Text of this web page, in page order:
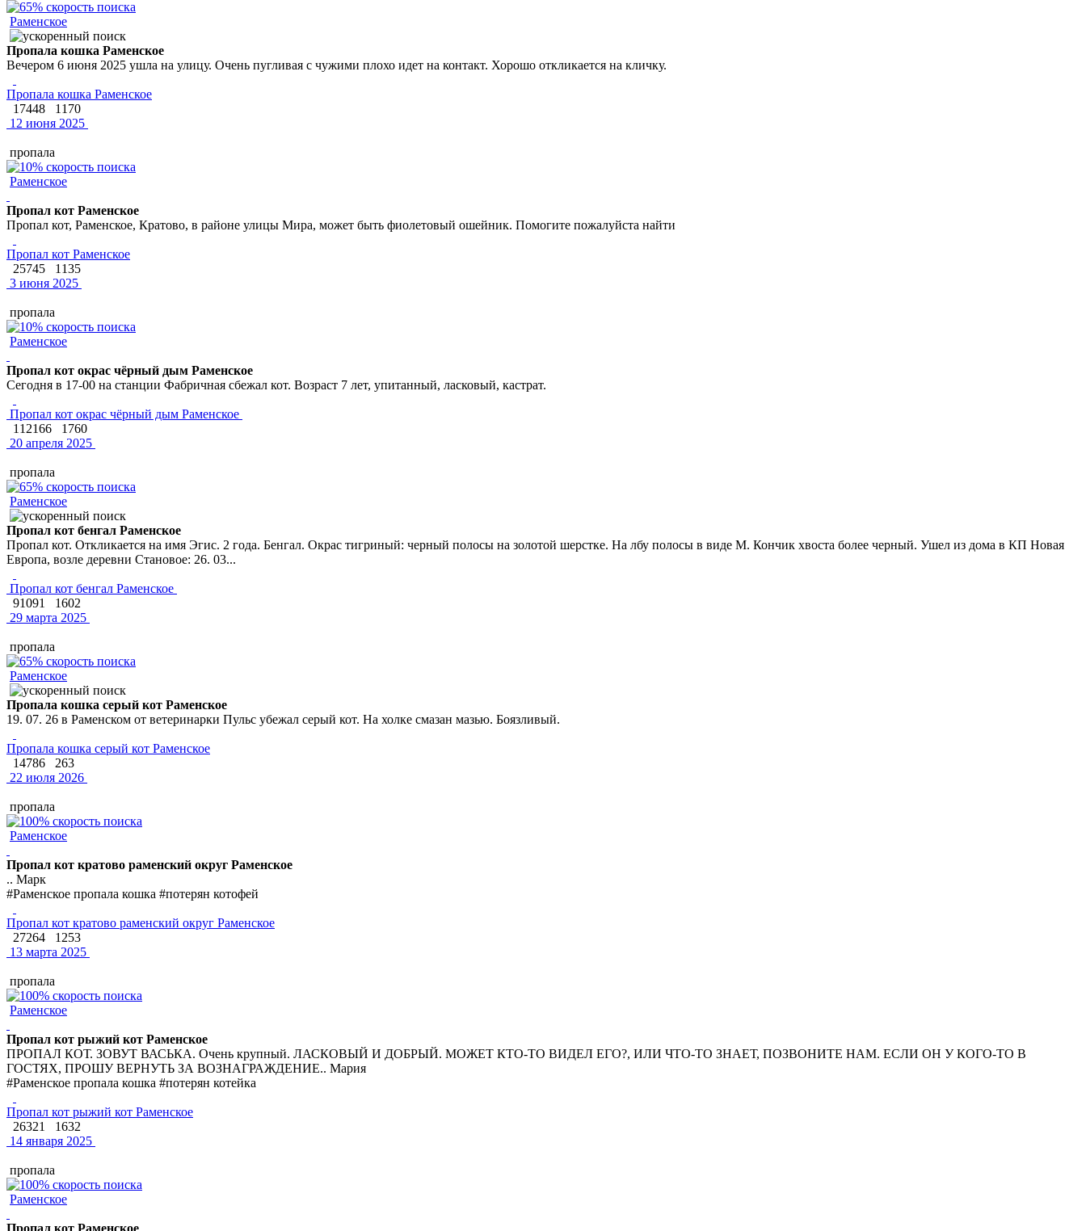
Раменское
Пропала кошка Раменское
Вечером 6 июня 2025 ушла на улицу. Очень пугливая с чужими плохо идет на контакт. Хорошо откликается на кличку.
Пропала кошка Раменское
17448
1170
12 июня 2025
пропала
Раменское
Пропал кот Раменское
Пропал кот, Раменское, Кратово, в районе улицы Мира, может быть фиолетовый ошейник. Помогите пожалуйста найти
Пропал кот Раменское
25745
1135
3 июня 2025
пропала
Раменское
Пропал кот окрас чёрный дым Раменское
Сегодня в 17-00 на станции Фабричная сбежал кот. Возраст 7 лет, упитанный, ласковый, кастрат.
Пропал кот окрас чёрный дым Раменское
112166
1760
20 апреля 2025
пропала
Раменское
Пропал кот бенгал Раменское
Пропал кот. Откликается на имя Эгис. 2 года. Бенгал. Окрас тигриный: черный полосы на золотой шерстке. На лбу полосы в виде М. Кончик хвоста более черный. Ушел из дома в КП Новая
Европа, возле деревни Становое: 26. 03...
Пропал кот бенгал Раменское
91091
1602
29 марта 2025
пропала
Раменское
Пропала кошка серый кот Раменское
19. 07. 26 в Раменском от ветеринарки Пульс убежал серый кот. На холке смазан мазью. Боязливый.
Пропала кошка серый кот Раменское
14786
263
22 июля 2026
пропала
Раменское
Пропал кот кратово раменский округ Раменское
.. Марк
#Раменское пропала кошка #потерян котофей
Пропал кот кратово раменский округ Раменское
27264
1253
13 марта 2025
пропала
Раменское
Пропал кот рыжий кот Раменское
ПРОПАЛ КОТ. ЗОВУТ ВАСЬКА. Очень крупный. ЛАСКОВЫЙ И ДОБРЫЙ. МОЖЕТ КТО-ТО ВИДЕЛ ЕГО?, ИЛИ ЧТО-ТО ЗНАЕТ, ПОЗВОНИТЕ НАМ. ЕСЛИ ОН У КОГО-ТО В
ГОСТЯХ, ПРОШУ ВЕРНУТЬ ЗА ВОЗНАГРАЖДЕНИЕ.. Мария
#Раменское пропала кошка #потерян котейка
Пропал кот рыжий кот Раменское
26321
1632
14 января 2025
пропала
Раменское
Пропал кот Раменское